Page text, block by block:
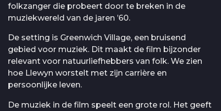
folkzanger die probeert door te breken in de
muziekwereld van de jaren ’60.
De setting is Greenwich Village, een bruisend
gebied voor muziek. Dit maakt de film bijzonder
relevant voor natuurliefhebbers van folk. We zien
hoe Llewyn worstelt met zijn carrière en
persoonlijke leven.
De muziek in de film speelt een grote rol. Het geeft